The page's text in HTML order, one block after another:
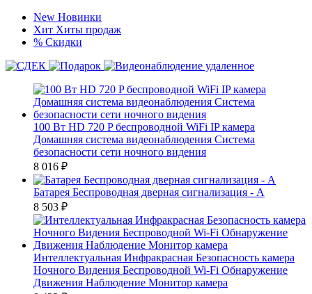
New Новинки
Хит Хиты продаж
% Скидки
100 Вт HD 720 P беспроводной WiFi IP камера
Домашняя система видеонаблюдения Система
безопасности сети ночного видения
8 016 ₽
Батарея Беспроводная дверная сигнализация - А
8 503 ₽
Интеллектуальная Инфракрасная Безопасность камера
Ночного Видения Беспроводной Wi-Fi Обнаружение
Движения Наблюдение Монитор камера